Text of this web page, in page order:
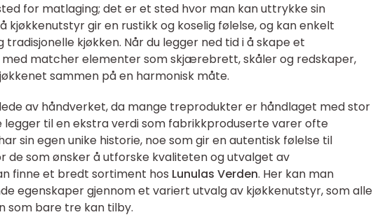
for matlaging; det er et sted hvor man kan uttrykke sin
kjøkkenutstyr gir en rustikk og koselig følelse, og kan enkelt
kjøkken. Når du legger ned tid i å skape et
med matcher elementer som skjærebrett, skåler og redskaper,
sammen på en harmonisk måte.
av håndverket, da mange treprodukter er håndlaget med stor
legger til en ekstra verdi som fabrikkproduserte varer ofte
sin egen unike historie, noe som gir en autentisk følelse til
de som ønsker å utforske kvaliteten og utvalget av
finne et bredt sortiment hos Lunulas Verden. Her kan man
egenskaper gjennom et variert utvalg av kjøkkenutstyr, som alle
som bare tre kan tilby.